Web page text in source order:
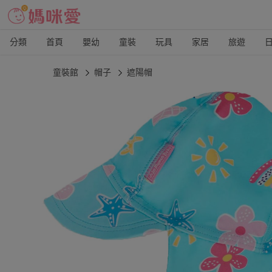
分類 首頁 嬰幼 童裝 玩具 家居 旅遊
童裝館 帽子 遮陽帽